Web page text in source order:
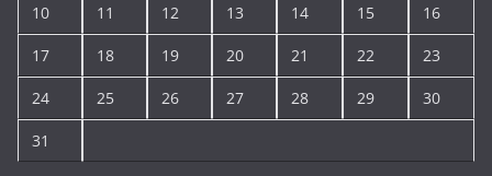
10 11 12 13 14 15 16
17 18 19 20 21 22 23
24 25 26 27 28 29 30
31